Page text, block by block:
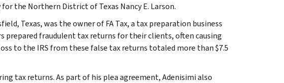
the Northern District of Texas Nancy E. Larson.
Texas, was the owner of FA Tax, a tax preparation business
prepared fraudulent tax returns for their clients, often causing
to the IRS from these false tax returns totaled more than $7.5
tax returns. As part of his plea agreement, Adenisimi also